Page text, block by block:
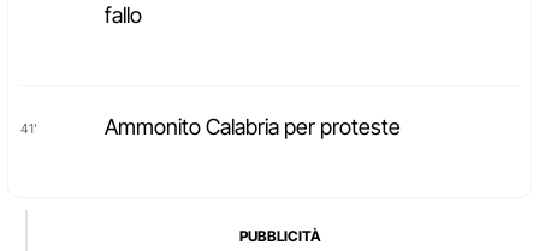
fallo
41' Ammonito Calabria per proteste